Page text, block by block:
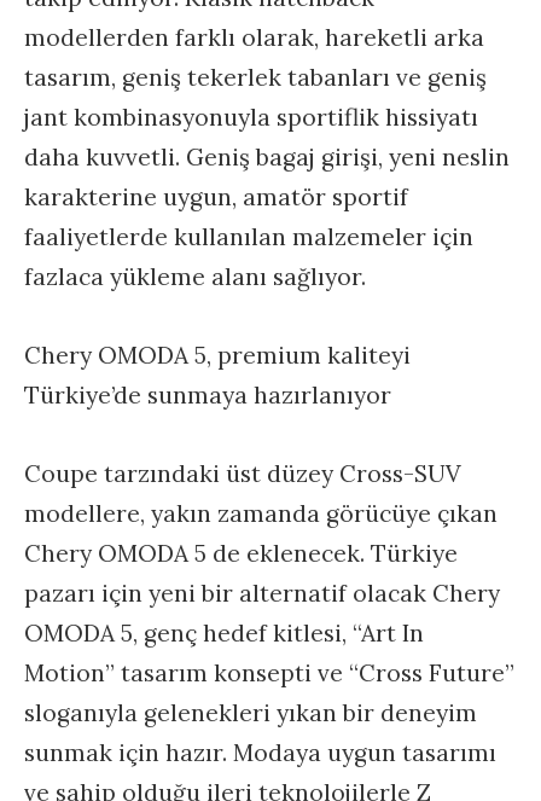
modellerden farklı olarak, hareketli arka
tasarım, geniş tekerlek tabanları ve geniş
jant kombinasyonuyla sportiflik hissiyatı
daha kuvvetli. Geniş bagaj girişi, yeni neslin
karakterine uygun, amatör sportif
faaliyetlerde kullanılan malzemeler için
fazlaca yükleme alanı sağlıyor.
Chery OMODA 5, premium kaliteyi
Türkiye’de sunmaya hazırlanıyor
Coupe tarzındaki üst düzey Cross-SUV
modellere, yakın zamanda görücüye çıkan
Chery OMODA 5 de eklenecek. Türkiye
pazarı için yeni bir alternatif olacak Chery
OMODA 5, genç hedef kitlesi, “Art In
Motion” tasarım konsepti ve “Cross Future”
sloganıyla gelenekleri yıkan bir deneyim
sunmak için hazır. Modaya uygun tasarımı
ve sahip olduğu ileri teknolojilerle Z